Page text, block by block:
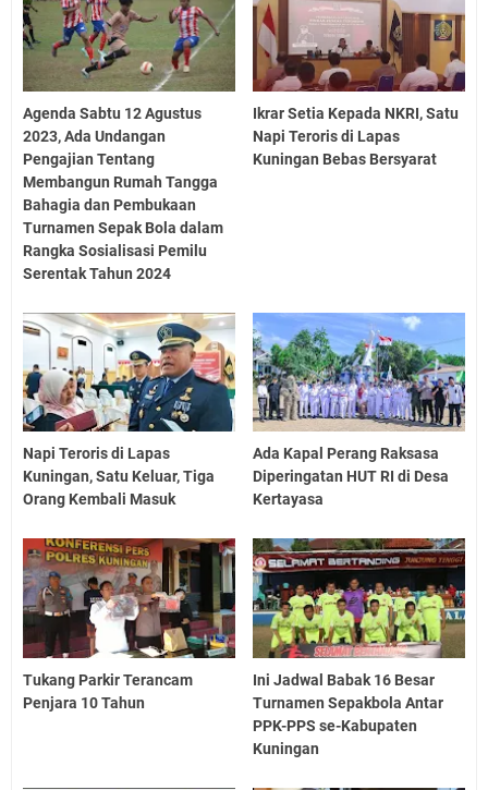
Agenda Sabtu 12 Agustus
2023, Ada Undangan
Pengajian Tentang
Membangun Rumah Tangga
Bahagia dan Pembukaan
Turnamen Sepak Bola dalam
Rangka Sosialisasi Pemilu
Serentak Tahun 2024
Ikrar Setia Kepada NKRI, Satu
Napi Teroris di Lapas
Kuningan Bebas Bersyarat
Napi Teroris di Lapas
Kuningan, Satu Keluar, Tiga
Orang Kembali Masuk
Ada Kapal Perang Raksasa
Diperingatan HUT RI di Desa
Kertayasa
Tukang Parkir Terancam
Penjara 10 Tahun
Ini Jadwal Babak 16 Besar
Turnamen Sepakbola Antar
PPK-PPS se-Kabupaten
Kuningan